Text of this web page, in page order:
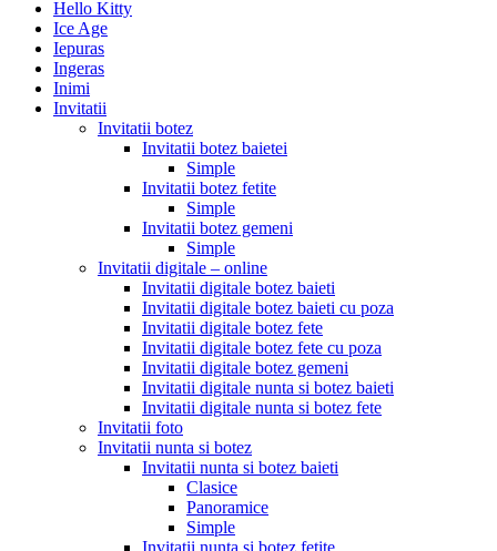
Hello Kitty
Ice Age
Iepuras
Ingeras
Inimi
Invitatii
Invitatii botez
Invitatii botez baietei
Simple
Invitatii botez fetite
Simple
Invitatii botez gemeni
Simple
Invitatii digitale – online
Invitatii digitale botez baieti
Invitatii digitale botez baieti cu poza
Invitatii digitale botez fete
Invitatii digitale botez fete cu poza
Invitatii digitale botez gemeni
Invitatii digitale nunta si botez baieti
Invitatii digitale nunta si botez fete
Invitatii foto
Invitatii nunta si botez
Invitatii nunta si botez baieti
Clasice
Panoramice
Simple
Invitatii nunta si botez fetite